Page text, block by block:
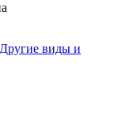
Другие виды и